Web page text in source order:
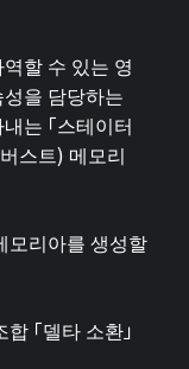
역할 수 있는 영
을 담당하는
는 「스테이터
스트) 메모리
모리아를 생성할
「델타 소환」